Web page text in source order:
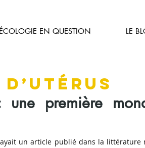
EN QUESTION LE
une première
un article publié dans la littérature